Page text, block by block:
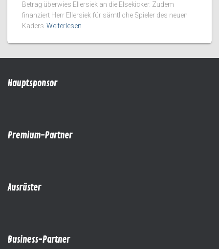
Betrag überwies Ellersiek an die Elsekicker. Zudem
finanziert Herr Ellersiek für sämtliche Spieler des neuen
Kaders Weiterlesen
Hauptsponsor
Premium-Partner
Ausrüster
Business-Partner